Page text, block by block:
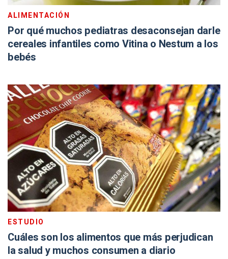
ALIMENTACIÓN
Por qué muchos pediatras desaconsejan darle
cereales infantiles como Vitina o Nestum a los
bebés
ESTUDIO
Cuáles son los alimentos que más perjudican
la salud y muchos consumen a diario